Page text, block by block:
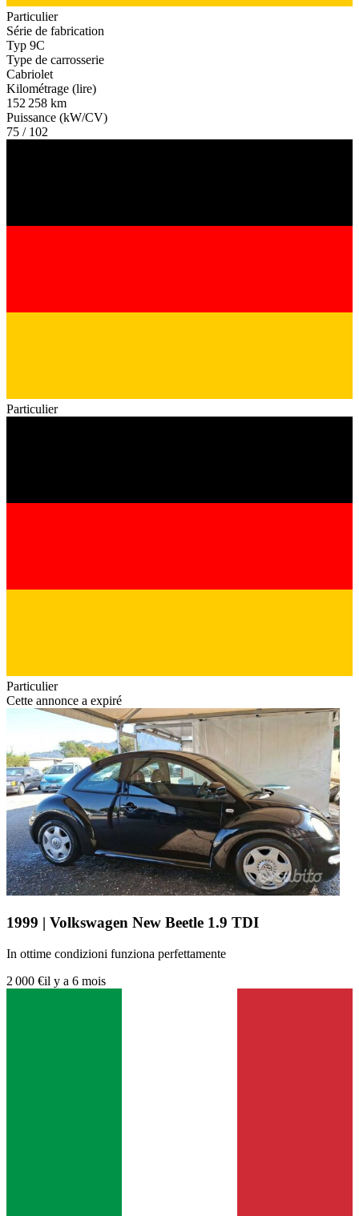
Particulier
Série de fabrication
Typ 9C
Type de carrosserie
Cabriolet
Kilométrage (lire)
152 258 km
Puissance (kW/CV)
75 / 102
Particulier
Particulier
Cette annonce a expiré
1999 | Volkswagen New Beetle 1.9 TDI
In ottime condizioni funziona perfettamente
2 000 €il y a 6 mois